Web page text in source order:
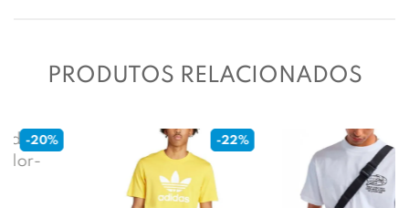
PRODUTOS RELACIONADOS
-22%